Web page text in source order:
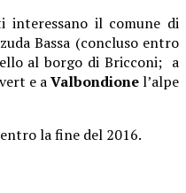
interessano il comune di
Bassa (concluso entro
al borgo di Bricconi; a
e aValbondionel’alpe
la fine del 2016.